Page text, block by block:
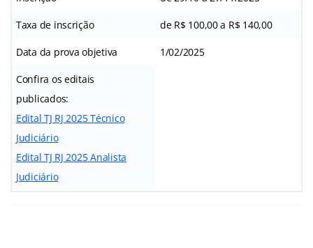
Taxa de inscrição de R$ 100,00 a R$ 140,00
Data da prova objetiva 1/02/2025
Confira os editais
publicados:
Edital TJ RJ 2025 Técnico
Judiciário
Edital TJ RJ 2025 Analista
Judiciário